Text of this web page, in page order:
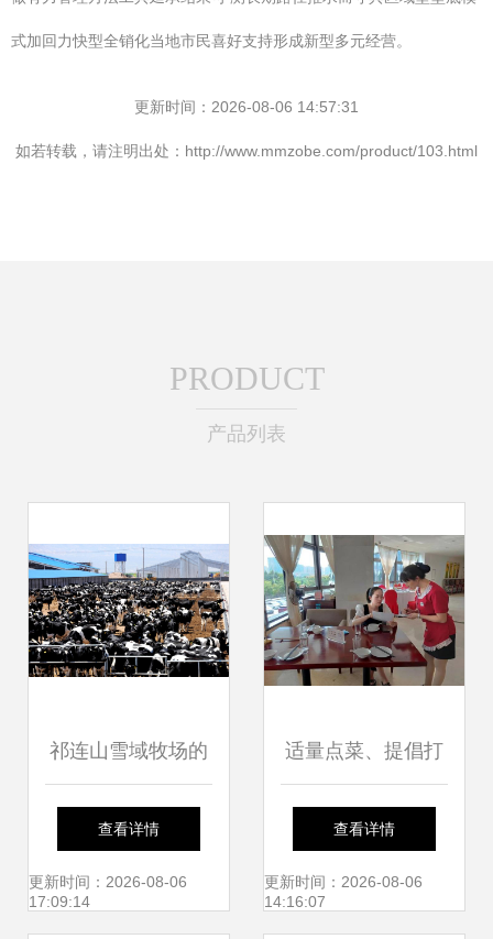
式加回力快型全销化当地市民喜好支持形成新型多元经营。
更新时间：2026-08-06 14:57:31
如若转载，请注明出处：http://www.mmzobe.com/product/103.html
PRODUCT
产品列表
祁连山雪域牧场的
馈赠 阿勒雪牧纯牛
奶如何赋能餐饮管
查看详情
更新时间：2026-08-06
17:09:14
适量点菜、提倡打
包 开化餐饮“光盘
行动”进行时
查看详情
更新时间：2026-08-06
14:16:07